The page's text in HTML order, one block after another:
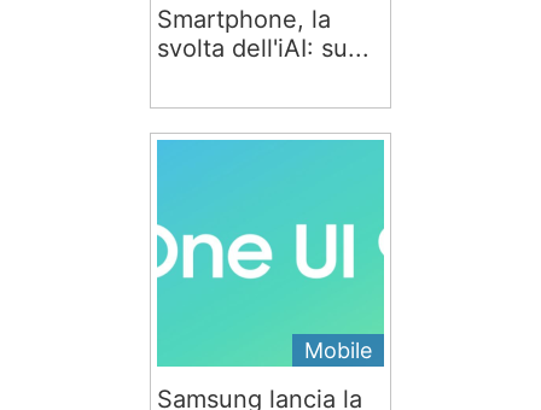
Smartphone, la
svolta dell'iAI: su...
Mobile
Samsung lancia la